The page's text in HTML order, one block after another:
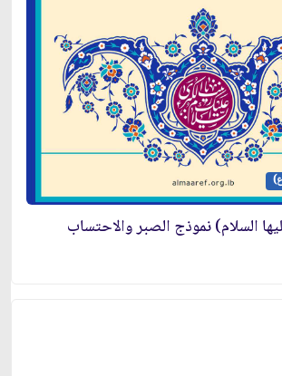
السلام) نموذج الصبر والاحتساب